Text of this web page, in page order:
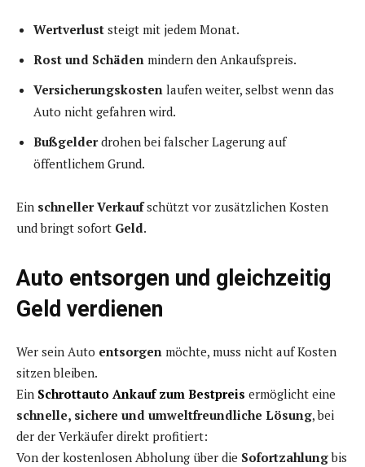
Wertverlust steigt mit jedem Monat.
Rost und Schäden mindern den Ankaufspreis.
Versicherungskosten laufen weiter, selbst wenn das
Auto nicht gefahren wird.
Bußgelderdrohen bei falscher Lagerung auf
öffentlichem Grund.
Ein schneller Verkaufschützt vor zusätzlichen Kosten
und bringt sofort Geld.
Auto entsorgen und gleichzeitig
Geld verdienen
Wer sein Auto entsorgen möchte, muss nicht auf Kosten
sitzen bleiben.
Ein Schrottauto Ankauf zum Bestpreis ermöglicht eine
schnelle, sichere und umweltfreundliche Lösung, bei
der der Verkäufer direkt profitiert:
Von der kostenlosen Abholung über die Sofortzahlungbis